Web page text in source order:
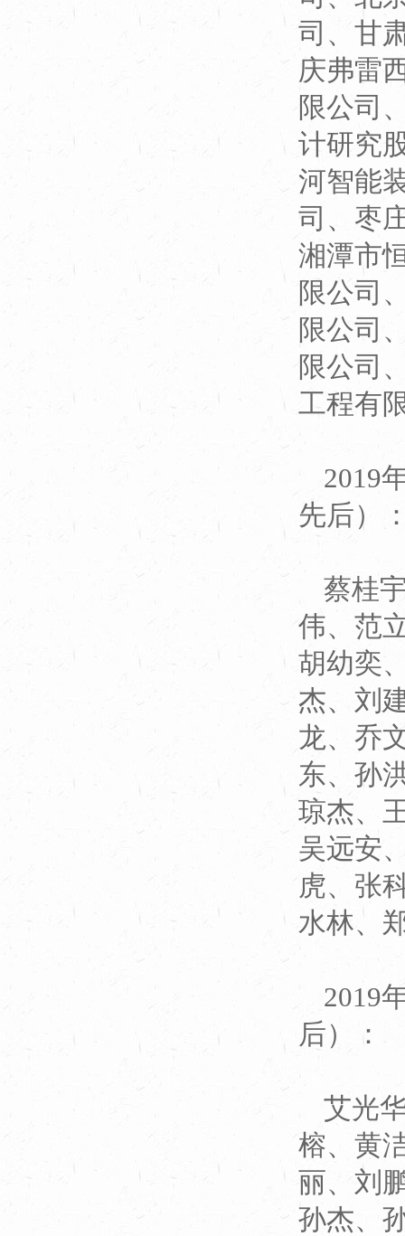
司、甘
庆弗雷
限公司
计研究
河智能
司、枣
湘潭市
限公司
限公司
限公司
工程有
2019
先后）
蔡桂
伟、范
胡幼奕
杰、刘
龙、乔
东、孙
琼杰、
吴远安
虎、张
水林、
2019
后）：
艾光
榕、黄
丽、刘
孙杰、